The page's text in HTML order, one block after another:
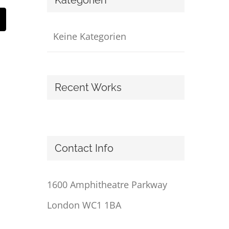
Keine Kategorien
Recent Works
Contact Info
1600 Amphitheatre Parkway
London WC1 1BA